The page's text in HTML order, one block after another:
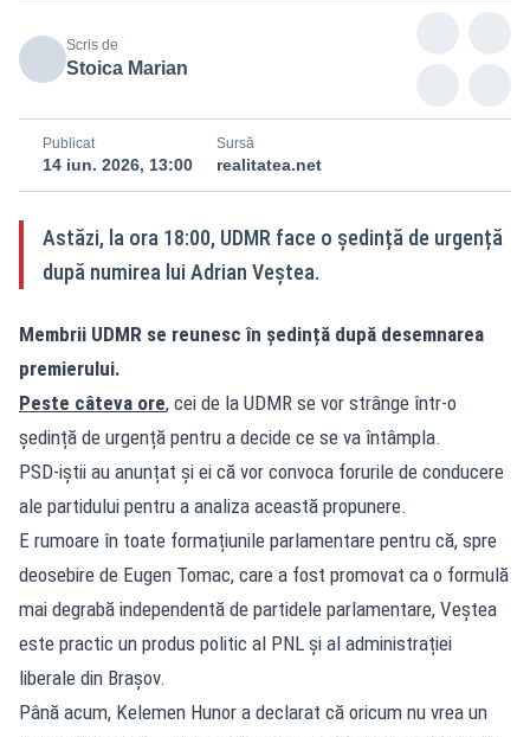
Scris de
Stoica Marian
Publicat
14 iun. 2026, 13:00
Sursă
realitatea.net
Astăzi, la ora 18:00, UDMR face o ședință de urgență
după numirea lui Adrian Veștea.
Membrii UDMR se reunesc în ședință după desemnarea
premierului.
Peste câteva ore, cei de la UDMR se vor strânge într-o
ședință de urgență pentru a decide ce se va întâmpla.
PSD-iștii au anunțat și ei că vor convoca forurile de conducere
ale partidului pentru a analiza această propunere.
E rumoare în toate formațiunile parlamentare pentru că, spre
deosebire de Eugen Tomac, care a fost promovat ca o formulă
mai degrabă independentă de partidele parlamentare, Veștea
este practic un produs politic al PNL și al administrației
liberale din Brașov.
Până acum, Kelemen Hunor a declarat că oricum nu vrea un